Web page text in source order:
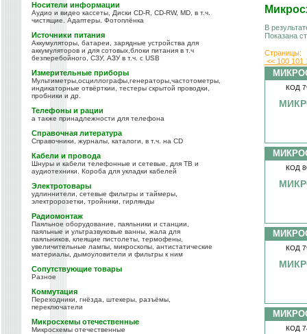
Носители информации
Аудио и видео кассеты, Диски CD-R, CD-RW, MD, в т.ч.
чистящие. Адаптеры. Фотоплёнка
Источники питания
Аккумуляторы, батареи, зарядные устройства для
аккумуляторов и для сотовых,блоки питания в т.ч
безперебойного, СЗУ, АЗУ в т.ч. с USB
Измерительные приборы
Мультиметры,осциллографы,генераторы,частотометры,
индикаторные отвёрткии, тестеры скрытой проводки,
пробники и др.
Телефоны и рации
а также принадлежности для телефона
Справочная литература
Справочники, журналы, каталоги, в т.ч. на CD
Кабели и провода
Шнуры и кабели телефонные и сетевые, для ТВ и
аудиотехники. Короба для укладки кабелей
Электротовары
удлиннители, сетевые фильтры и таймеры,
электророзетки, тройники, гирлянды
Радиомонтаж
Паяльное оборудование, паяльники и станции,
паяльные и ультразвуковые ванны, жала для
паяльников, клеящие пистолеты, термофены,
увеличительные лампы, микроскопы, антистатические
материалы, дымоуловители и фильтры к ним
Сопутствующие товары
Разное
Коммутация
Переходники, гнёзда, штекеры, разъёмы,
переключатели
Микросхемы отечественные
Микросхемы отечественные
В
Показана
Страницы:
<< 100 101
КОД
КОД
КОД
КОД